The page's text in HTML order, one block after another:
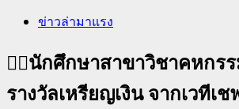
ข่าวล่ามาแรง
✍🏻นักศึกษาสาขาวิชาคหกร
รางวัลเหรียญเงิน จากเวทีเ